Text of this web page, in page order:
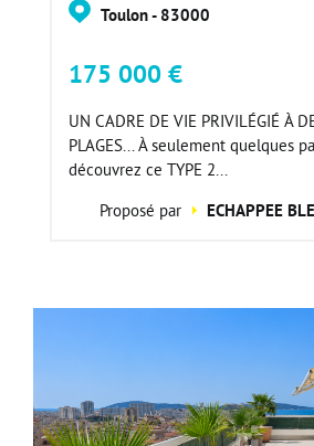
Toulon - 83000
175 000 €
UN CADRE DE VIE PRIVILÉGIÉ À
PLAGES... À seulement quelques
découvrez ce TYPE 2...
Proposé par
ECHAPPEE